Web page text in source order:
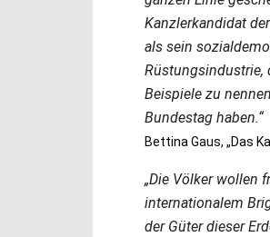
Kanzlerkandidat
als sein
Rüstungsindustrie,
Beispiele zu
Bundestag haben.“
Bettina Gaus, „Das
„Die Völker wollen
internationalem
der Güter dieser